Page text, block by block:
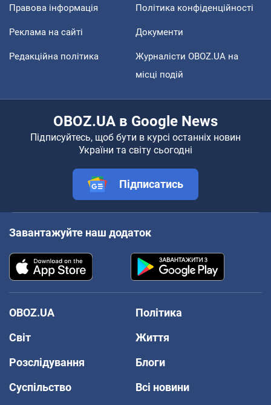
Правова інформація Політика конфіденційності
Реклама на сайті Документи
Редакційна політика
Журналісти OBOZ.UA на
місці подій
OBOZ.UA в Google News
Підписуйтесь, щоб бути в курсі останніх новин
України та світу сьогодні
Підписатись
Завантажуйте наш додаток
OBOZ.UA
Політика
Світ
Життя
Розслідування
Блоги
Суспільство
Всі новини